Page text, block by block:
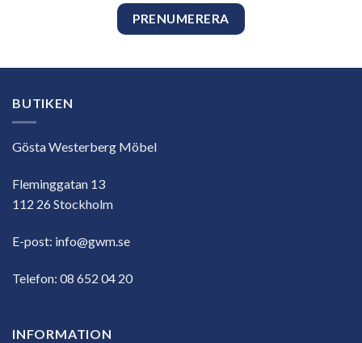
BUTIKEN
Gösta Westerberg Möbel
Fleminggatan 13
112 26 Stockholm
E-post: info@gwm.se
Telefon: 08 652 04 20
INFORMATION